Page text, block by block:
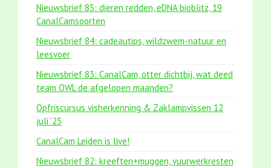
Nieuwsbrief 85: dieren redden, eDNA bioblitz, 19
CanalCamsoorten
Nieuwsbrief 84: cadeautips, wildzwem-natuur en
leesvoer
Nieuwsbrief 83: CanalCam, otter dichtbij, wat deed
team OWL de afgelopen maanden?
Opfriscursus visherkenning & Zaklampvissen 12
juli '25
CanalCam Leiden is live!
Nieuwsbrief 82: kreeften+muggen, vuurwerkresten